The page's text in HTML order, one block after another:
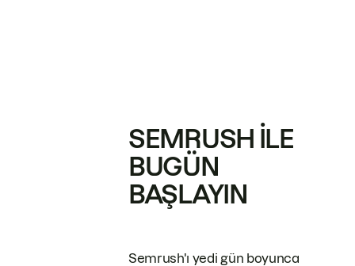
SEMRUSH ILE
BUGÜN
BAŞLAYIN
Semrush'ı yedi gün boyunca